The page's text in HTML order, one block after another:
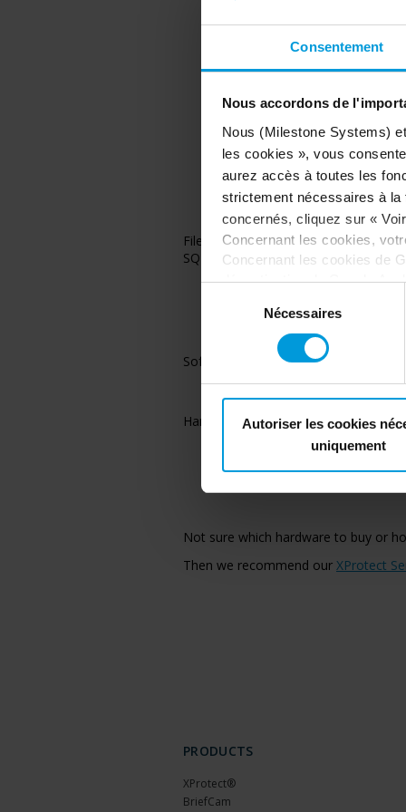
Consentement
Nous accordons de
Nous (Milestone Systems)
les cookies », vous
aurez accès à toutes les
strictement nécessaires à la
concernés, cliquez sur «
Concernant les cookies,
Concernant les cookies de
désactivation de Google
consentement
Nécessaires
Autoriser les cookies
uniquement
File system
SQL Versions
Software
Hardware acceleration
Not sure which hardware to buy or
Then we recommend our XProtect
PRODUCTS
XProtect®
BriefCam